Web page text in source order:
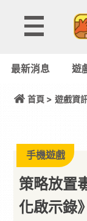
最新消息 遊
首頁 > 遊戲資
手機遊戲
策略放置
化啟示錄